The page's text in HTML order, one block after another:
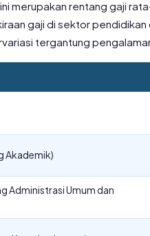
merupakan rentang gaji
gaji di sektor
tergantung
Akademik)
Administrasi Umum dan